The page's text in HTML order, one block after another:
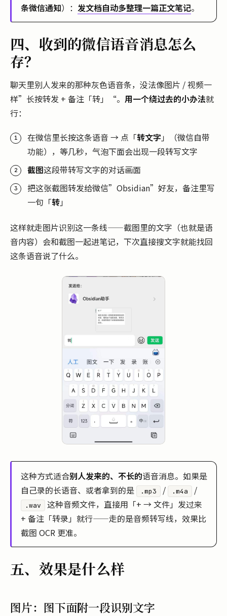
条微信通知）： 发文档自动多整理一篇正文笔记。
四、收到的微信语音消息怎么
存？
聊天里别人发来的那种灰色语音条，没法像图片 / 视频一
样”长按转发 + 备注「转」“。 用一个绕过去的小办法就
行：
在微信里长按这条语音 → 点「转文字 」（微信自带
功能），等几秒，气泡下面会出现一段转写文字
截图这段带转写文字的对话画面
把这张截图转发给微信”Obsidian”好友，备注里写
一句「转」
这样就走图片识别这一条线——截图里的文字（也就是语
音内容）会和截图一起进笔记，下次直接搜文字就能找回
这条语音说了什么。
这种方式适合别人发来的、不长的语音消息。如果是
自己录的长语音、或者拿到的是
.mp3 / .m4a /
.wav
这种音频文件，直接用「+ → 文件」发过来
+ 备注「转录」就行——走的是音频转写线，效果比
截图 OCR 更准。
五、效果是什么样
图片：图下面附一段识别文字